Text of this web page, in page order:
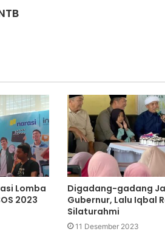
Lomba
2023
Digadang-gadang
Gubernur, Lalu Iqbal
Silaturahmi
11 Desember 2023